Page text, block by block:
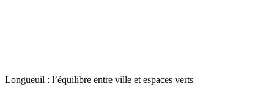
Longueuil : l’équilibre entre ville et espaces verts